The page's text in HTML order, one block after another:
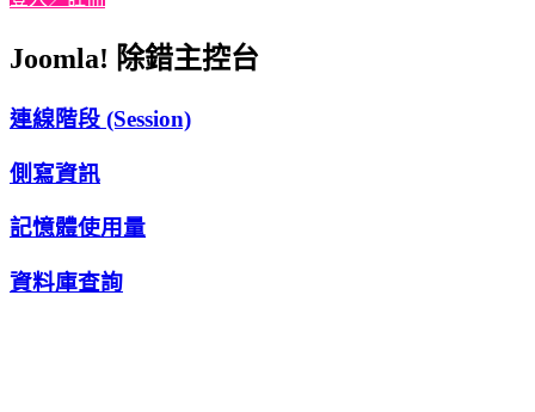
Joomla! 除錯主控台
連線階段 (Session)
側寫資訊
記憶體使用量
資料庫查詢